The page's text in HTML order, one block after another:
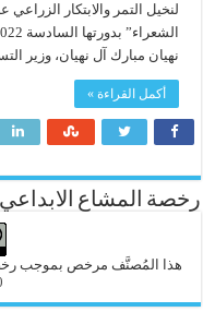
لنخيل التمر والابتكار
نهيان مبارك آل نهيان، وزير
أكمل القراءة »
رخصة المشاع الابداعي
هذا المُصنَّف مرخص بموجب رخصة